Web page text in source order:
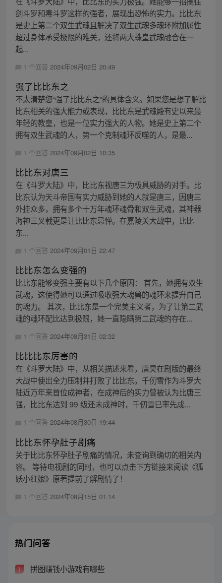
剑斗罗和毒斗罗这样的强者，展现出恐怖的实力。比比东
是史上第二个双生武魂且解决了双生武魂多魂环附加属性
超过身体承受极限的难关，还将两大蛛皇武魂融合在一
起...
1 个回答 2024年09月02日 20:49
强了比比东之
不太清楚您“强了比比东之”的具体含义。如果您是想了解比
比东相关的强大能力或表现，比比东是武魂殿有史以来最
年轻的教皇，也是一位实力强大的人物。她是史上第二个
拥有双生武魂的人，第一个克制魂环反噬的人，是最...
1 个回答 2024年09月02日 10:35
比比东对唐三
在《斗罗大陆》中，比比东视唐三为极具威胁的对手。比
比东认为天斗帝国有实力威胁到她的人就是唐三，因唐三
外挂众多，拥有多个十万年魂环魂骨和双生武魂，其神器
海神三叉戟更是让比比东忌惮。在嘉陵关大战中，比比
东...
1 个回答 2024年09月01日 22:47
比比东怎么变强的
比比东能够变强主要有以下几个原因： 首先，她拥有双生
武魂，这使得她可以通过吸收强大魂兽的魂环来提升自己
的魂力。 其次，比比东是一个完美主义者，为了让第二武
魂的魂环配比达到极限，她一直隐瞒第二武魂的存在...
1 个回答 2024年08月31日 02:32
比比比东厉害的
在《斗罗大陆》中，从相关描述来看，唐昊在剧版的最终
大战中使出全力压制并打败了比比东。千仞雪作为斗罗大
陆近万年来首位成神者，在成神后的实力曾被认为比唐三
强，比比东达到 99 级还未成神时，千仞雪已率先成...
1 个回答 2024年08月30日 19:44
比比东怀孕肚子剧痛
关于比比东怀孕肚子剧痛的情况，未查询到确切的相关内
容。 等待电视剧的同时，也可以点击下方链接来阅读《狐
妖小红娘》原著提前了解剧情了！
1 个回答 2024年08月15日 01:14
热门问答
1 拼图赚钱小游戏有哪些